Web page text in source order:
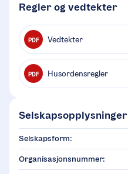
Regler og vedtekter
PDF Vedtekter
PDF Husordensregler
Selskapsopplysninger
Selskapsform:
Organisasjonsnummer: